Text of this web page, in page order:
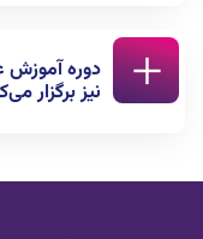
بله لوکیشن عکاسی
می‌شود.دوره‌ آموزش
نیز برگزار
بله. برای اطلاع از